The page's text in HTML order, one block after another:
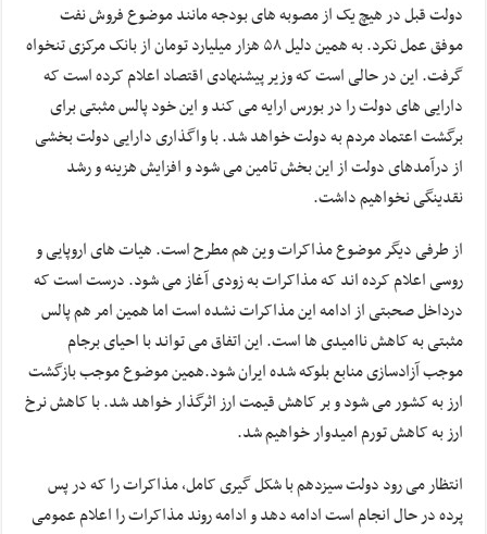
دولت قبل در هیچ یک از مصوبه های بودجه مانند موضوع فروش نفت
موفق عمل نکرد. به همین دلیل ۵۸ هزار میلیارد تومان از بانک مرکزی تنخواه
گرفت. این در حالی است که وزیر پیشنهادی اقتصاد اعلام کرده است که
دارایی های دولت را در بورس ارایه می کند و این خود پالس مثبتی برای
برگشت اعتماد مردم به دولت خواهد شد. با واگذاری دارایی دولت بخشی
از درآمدهای دولت از این بخش تامین می شود و افزایش هزینه و رشد
نقدینگی نخواهیم داشت.
از طرفی دیگر موضوع مذاکرات وین هم مطرح است. هیات های اروپایی و
روسی اعلام کرده اند که مذاکرات به زودی آغاز می شود. درست است که
درداخل صحبتی از ادامه این مذاکرات نشده است اما همین امر هم پالس
مثبتی به کاهش ناامیدی ها است. این اتفاق می تواند با احیای برجام
موجب آزادسازی منابع بلوکه شده ایران شود.همین موضوع موجب بازگشت
ارز به کشور می شود و بر کاهش قیمت ارز اثرگذار خواهد شد. با کاهش نرخ
ارز به کاهش تورم امیدوار خواهیم شد.
انتظار می رود دولت سیزدهم با شکل گیری کامل، مذاکرات را که در پس
پرده در حال انجام است ادامه دهد و ادامه روند مذاکرات را اعلام عمومی